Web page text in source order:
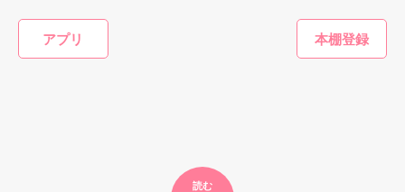
アプリ
読む
もっと見る